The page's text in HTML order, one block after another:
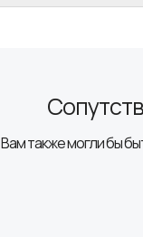
Вам также могли бы